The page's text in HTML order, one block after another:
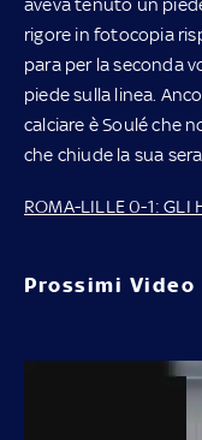
rigore in fotocopia
para per la seconda
piede sulla linea.
calciare è Soulé che
che chiude la sua
ROMA-LILLE 0-1: GLI
Prossimi Video